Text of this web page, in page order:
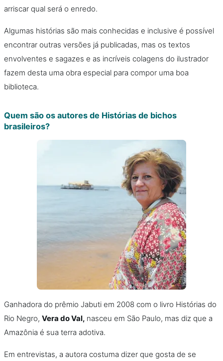
arriscar qual será o enredo.
Algumas histórias são mais conhecidas e inclusive é possível
encontrar outras versões já publicadas, mas os textos
envolventes e sagazes e as incríveis colagens do ilustrador
fazem desta uma obra especial para compor uma boa
biblioteca.
Quem são os autores de Histórias de bichos
brasileiros?
Ganhadora do prêmio Jabuti em 2008 com o livro Histórias do
Rio Negro, Vera do Val, nasceu em São Paulo, mas diz que a
Amazônia é sua terra adotiva.
Em entrevistas, a autora costuma dizer que gosta de se